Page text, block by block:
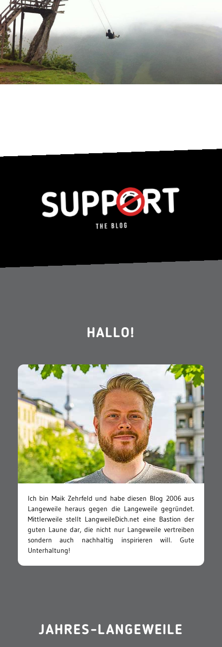
HALLO!
Ich bin Maik Zehrfeld und habe diesen Blog 2006 aus
Langeweile heraus gegen die Langeweile gegründet.
Mittlerweile stellt LangweileDich.net eine Bastion der
guten Laune dar, die nicht nur Langeweile vertreiben
sondern auch nachhaltig inspirieren will. Gute
Unterhaltung!
JAHRES-LANGEWEILE